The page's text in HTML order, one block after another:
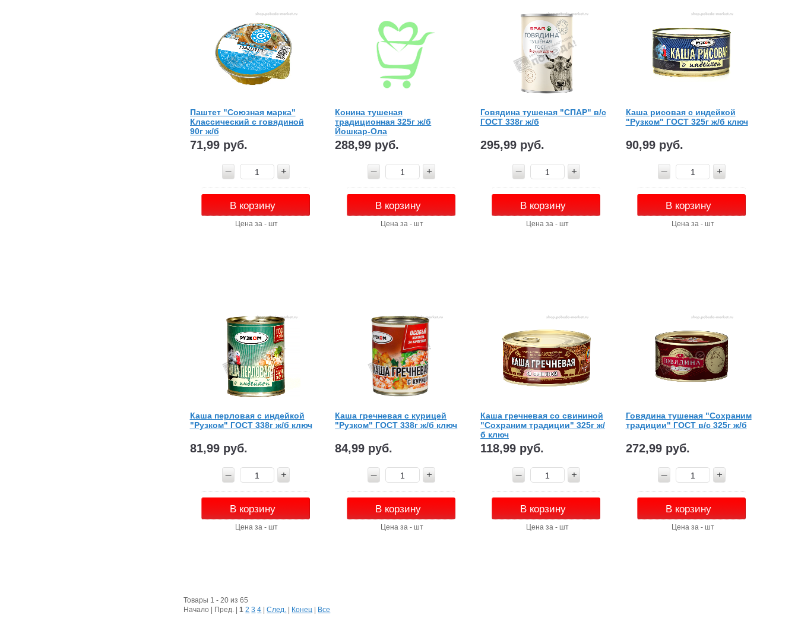
Паштет "Союзная марка"
Классический с говядиной
90г ж/б
71,99 руб.
В корзину
Цена за - шт
Конина тушеная
традиционная 325г ж/б
Йошкар-Ола
288,99 руб.
В корзину
Цена за - шт
Говядина тушеная "СПАР" в/с
ГОСТ 338г ж/б
295,99 руб.
В корзину
Цена за - шт
Каша рисовая с индейкой
"Рузком" ГОСТ 325г ж/б ключ
90,99 руб.
В корзину
Цена за - шт
Каша перловая с индейкой
"Рузком" ГОСТ 338г ж/б ключ
81,99 руб.
В корзину
Цена за - шт
Каша гречневая с курицей
"Рузком" ГОСТ 338г ж/б ключ
84,99 руб.
В корзину
Цена за - шт
Каша гречневая со свининой
"Сохраним традиции" 325г ж/
б ключ
118,99 руб.
В корзину
Цена за - шт
Говядина тушеная "Сохраним
традиции" ГОСТ в/с 325г ж/б
272,99 руб.
В корзину
Цена за - шт
Товары 1 - 20 из 65
Начало | Пред. |1 2 3 4 |След. Конец Все